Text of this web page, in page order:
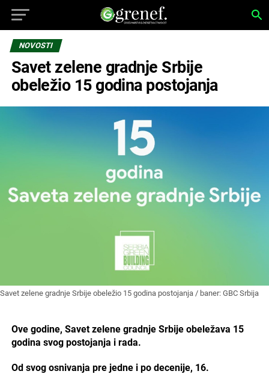
NOVOSTI
Savet zelene gradnje Srbije
obeležio 15 godina postojanja
Savet zelene gradnje Srbije obeležio 15 godina postojanja / baner: GBC Srbija
Ove godine, Savet zelene gradnje Srbije obeležava 15
godina svog postojanja i rada.
Od svog osnivanja pre jedne i po decenije, 16.